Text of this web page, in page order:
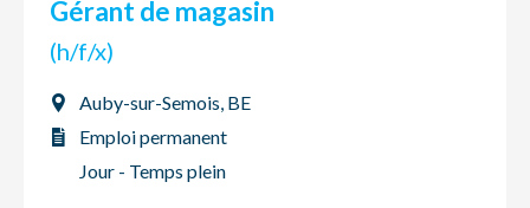
Gérant de magasin
(h/f/x)
Auby-sur-Semois, BE
Emploi permanent
Jour - Temps plein